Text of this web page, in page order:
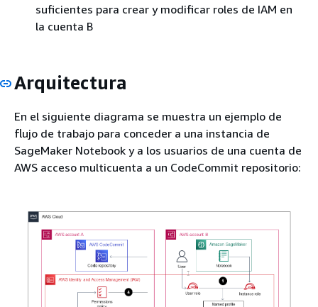
suficientes para crear y modificar roles de IAM en
la cuenta B
Arquitectura
En el siguiente diagrama se muestra un ejemplo de
flujo de trabajo para conceder a una instancia de
SageMaker Notebook y a los usuarios de una cuenta de
AWS acceso multicuenta a un CodeCommit repositorio: